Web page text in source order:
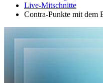
Live-Mitschnitte
Contra-Punkte mit dem